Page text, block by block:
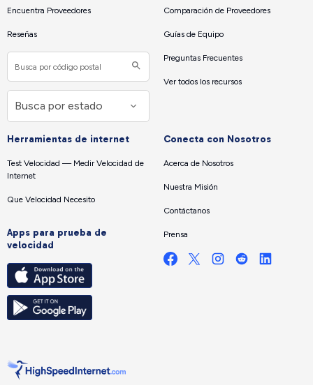
Encuentra Proveedores
Reseñas
Comparación de Proveedores
Guías de Equipo
Preguntas Frecuentes
Ver todos los recursos
Herramientas de internet
Test Velocidad — Medir Velocidad de
Internet
Que Velocidad Necesito
Apps para prueba de
velocidad
Conecta con Nosotros
Acerca de Nosotros
Nuestra Misión
Contáctanos
Prensa